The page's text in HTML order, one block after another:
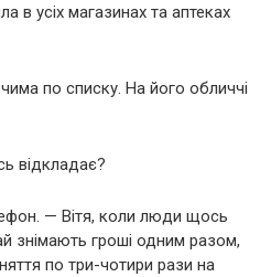
в усіх магазинах та аптеках
по списку. На його обличчі
відкладає?
— Вітя, коли люди щось
знімають гроші одним разом,
по три-чотири рази на